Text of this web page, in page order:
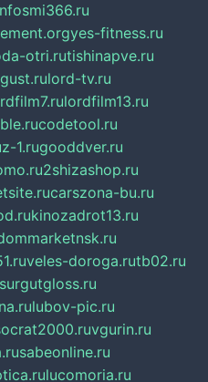
smi366.ru
yes-fitness.ru
otri.rutishinapve.ru
lord-tv.ru
lordfilm13.ru
codetool.ru
1.rugooddver.ru
2shizashop.ru
carszona-bu.ru
kinozadrot13.ru
veles-doroga.rutb02.ru
surgutgloss.ru
lubov-pic.ru
vgurin.ru
sabeonline.ru
lucomoria.ru